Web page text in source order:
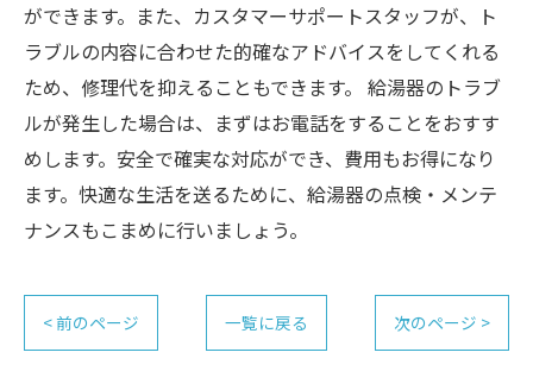
ができます。また、カスタマーサポートスタッフが、ト
ラブルの内容に合わせた的確なアドバイスをしてくれる
ため、修理代を抑えることもできます。 給湯器のトラブ
ルが発生した場合は、まずはお電話をすることをおすす
めします。安全で確実な対応ができ、費用もお得になり
ます。快適な生活を送るために、給湯器の点検・メンテ
ナンスもこまめに行いましょう。
< 前のページ 一覧に戻る 次のページ >